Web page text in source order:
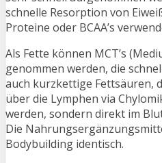
schnelle Resorption von
Proteine oder BCAA’s
Als Fette können MCT’s
genommen werden, die
auch kurzkettige Fettsäuren,
über die Lymphen via
werden, sondern direkt im
Die
Bodybuilding identisch.